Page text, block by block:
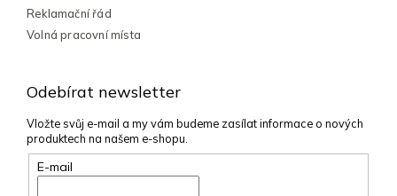
Odebírat newsletter
Vložte svůj e-mail a my vám budeme zasílat informace o nových
produktech na našem e-shopu.
E-mail
Reklamační řád
Volná pracovní místa